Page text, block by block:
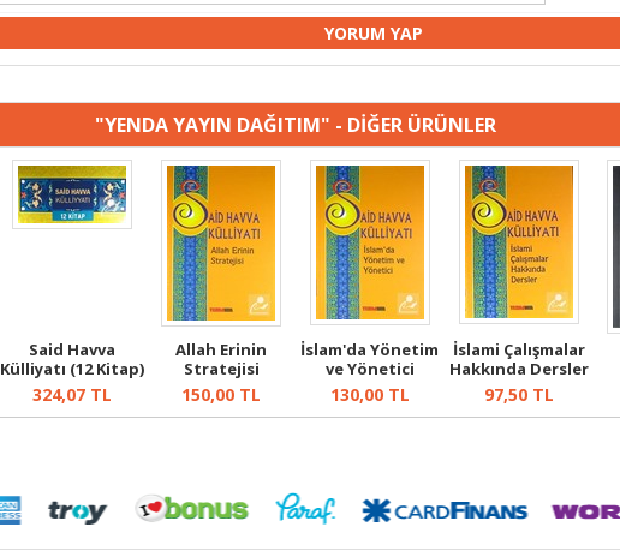
"YENDA YAYIN DAĞITIM" - DİĞER ÜRÜNLER
Said Havva
Külliyatı (12 Kitap)
324,07 TL
Allah Erinin
Stratejisi
150,00 TL
İslam'da Yönetim
ve Yönetici
130,00TL
İslami Çalışmalar
Hakkında Dersler
97,50TL